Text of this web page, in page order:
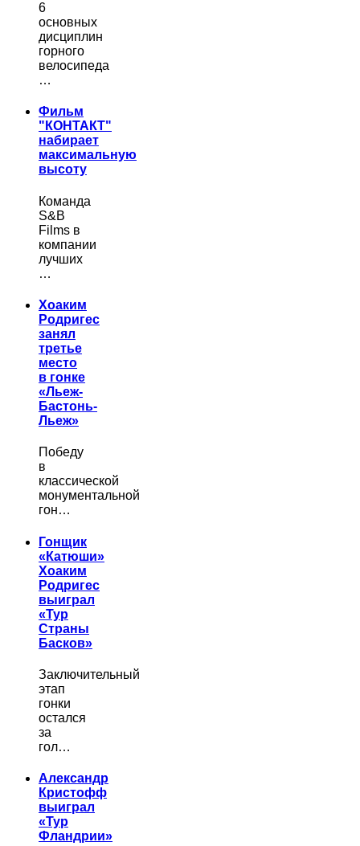
6
основных
дисциплин
горного
велосипеда
…
Фильм
"КОНТАКТ"
набирает
максимальную
высоту
Команда
S&B
Films в
компании
лучших
…
Хоаким
Родригес
занял
третье
место
в гонке
«Льеж-
Бастонь-
Льеж»
Победу
в
классической
монументальной
гон…
Гонщик
«Катюши»
Хоаким
Родригес
выиграл
«Тур
Страны
Басков»
Заключительный
этап
гонки
остался
за
гол…
Александр
Кристофф
выиграл
«Тур
Фландрии»